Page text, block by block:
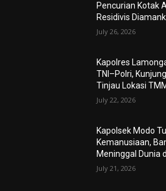
Pencurian Kotak
Residivis
July 26, 2026
Kapolres
TNI–Polri,
Tinjau Lokasi
July 22, 2026
Kapolsek Modo
Kemanusiaan,
Meninggal Dunia
July 21, 2026